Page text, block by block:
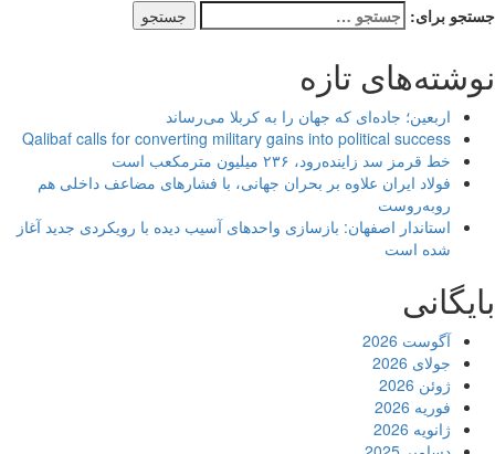
برای:
تازه
اربعین؛ جاده‌ای که جهان را به کربلا می‌رساند
Qalibaf calls for converting military gains into political success
خط قرمز سد زاینده‌رود، ۲۳۶ میلیون مترمکعب است
فولاد ایران علاوه بر بحران جهانی، با فشارهای مضاعف داخلی هم
روبه‌روست
استاندار اصفهان: بازسازی واحدهای آسیب دیده با رویکردی جدید آغاز
شده است
آگوست 2026
جولای 2026
ژوئن 2026
فوریه 2026
ژانویه 2026